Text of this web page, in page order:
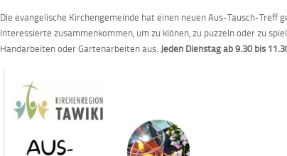
Die evangelische Kirchengemeinde hat einen neuen Aus-Tausch-Treff
Interessierte zusammenkommen, um zu klönen, zu puzzeln oder zu
Handarbeiten oder Gartenarbeiten aus.Jeden Dienstag ab 9.30 bis